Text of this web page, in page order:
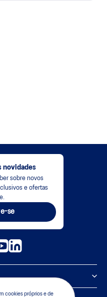
cookies próprios e de
novidades
sobre novos
e ofertas
se